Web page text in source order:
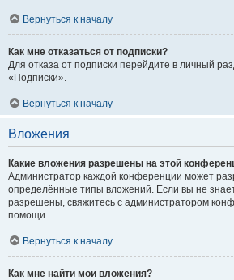
Вернуться к началу
Как мне отказаться от подписки?
Для отказа от подписки перейдите в личный
«Подписки».
Вернуться к началу
Вложения
Какие вложения разрешены на этой
Администратор каждой конференции может
определённые типы вложений. Если вы не
разрешены, свяжитесь с администратором
помощи.
Вернуться к началу
Как мне найти мои вложения?